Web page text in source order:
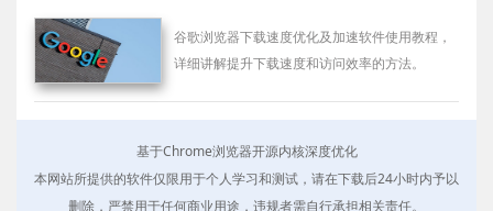
谷歌浏览器下载速度优化及加速软件使用教程，
详细讲解提升下载速度和访问效率的方法。
基于Chrome浏览器开源内核深度优化
本网站所提供的软件仅限用于个人学习和测试，请在下载后24小时内予以
删除，严禁用于任何商业用途，违规者需自行承担相关责任。